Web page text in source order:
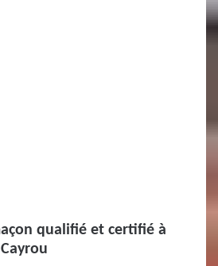
qualifié et certifié à